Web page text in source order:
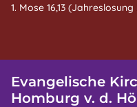
1. Mose 16,13 (Jahreslosung
Evangelische
Homburg v. d.